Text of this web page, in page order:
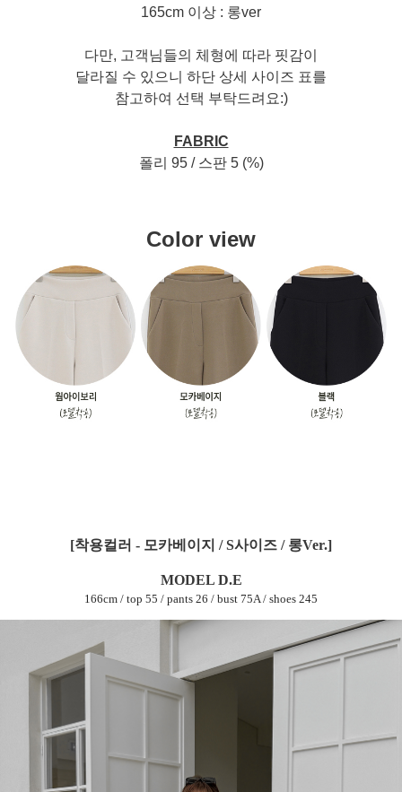
165cm 이상 : 롱ver
다만, 고객님들의 체형에 따라 핏감이
달라질 수 있으니 하단 상세 사이즈 표를
참고하여 선택 부탁드려요:)
FABRIC
폴리 95 / 스판 5 (%)
Color view
[착용컬러 - 모카베이지 / S사이즈 / 롱Ver.]
MODEL D.E
166cm / top 55 / pants 26 / bust 75A / shoes 245